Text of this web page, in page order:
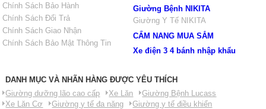
Chính Sách Bảo Hành
Chính Sách Đổi Trả
Chính Sách Giao Nhận
Chính Sách Bảo Mật Thông Tin
Giường Bệnh NIKITA
Giường Y Tế NIKITA
CẨM NANG MUA SẮM
Xe điện 3 4 bánh nhập khẩu
DANH MỤC VÀ NHÃN HÀNG ĐƯỢC YÊU THÍCH
Giường dưỡng lão cao cấp
Xe Lăn
Giường Bệnh Lucass
Xe Lăn Cơ
Giường y tế đa năng
Giường y tế điều khiển